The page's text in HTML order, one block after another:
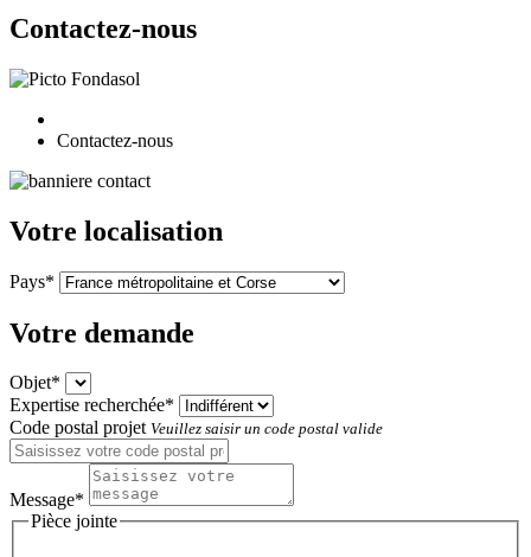
Contactez-nous
Contactez-nous
Votre localisation
Pays*
Votre demande
Objet*
Expertise recherchée*
Code postal projet Veuillez saisir un code postal valide
Message*
Pièce jointe